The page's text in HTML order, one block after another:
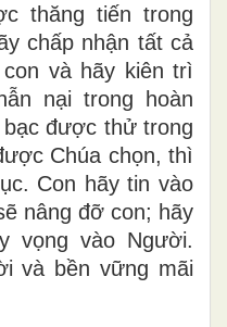
thăng tiến trong
chấp nhận tất cả
và hãy kiên trì
nại trong hoàn
được thử trong
Chúa chọn, thì
Con hãy tin vào
nâng đỡ con; hãy
vọng vào Người.
và bền vững mãi